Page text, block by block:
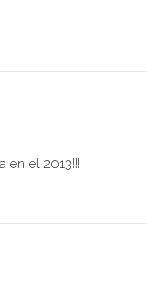
en el 2013!!!